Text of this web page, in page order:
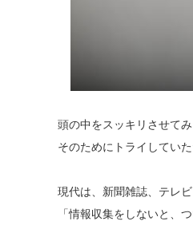
頭の中をスッキリさせてみ
そのためにトライしてい
現代は、新聞雑誌、テレ
「情報収集をしないと、